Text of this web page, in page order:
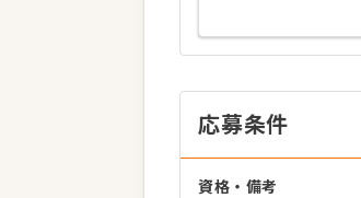
応募条件
資格・備考